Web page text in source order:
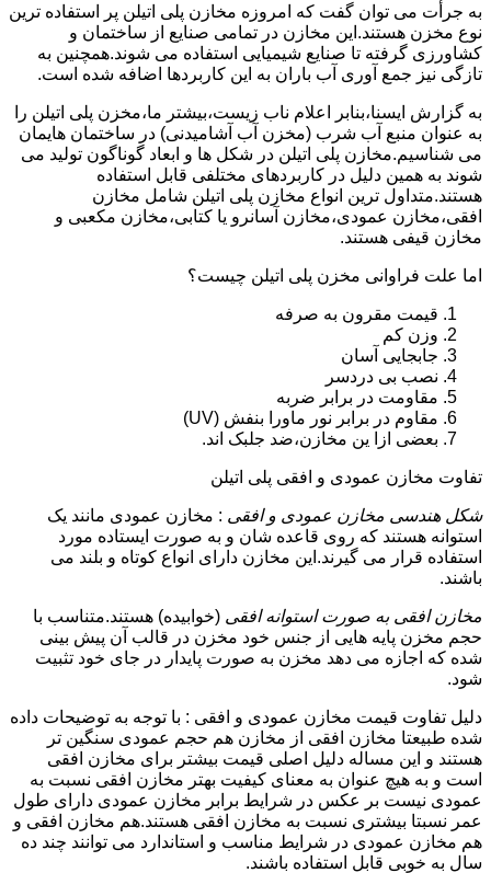
به جرأت می توان گفت که امروزه مخازن پلی اتیلن پر استفاده ترین
نوع مخزن هستند.این مخازن در تمامی صنایع از ساختمان و
کشاورزی گرفته تا صنایع شیمیایی استفاده می شوند.همچنین به
تازگی نیز جمع آوری آب باران به این کاربردها اضافه شده است.
به گزارش ایسنا،بنابر اعلام ناب زیست،بیشتر ما،مخزن پلی اتیلن را
به عنوان منبع آب شرب (مخزن آب آشامیدنی) در ساختمان هایمان
می شناسیم.مخازن پلی اتیلن در شکل ها و ابعاد گوناگون تولید می
شوند به همین دلیل در کاربردهای مختلفی قابل استفاده
هستند.متداول ترین انواع مخازن پلی اتیلن شامل مخازن
افقی،مخازن عمودی،مخازن آسانرو یا کتابی،مخازن مکعبی و
مخازن قیفی هستند.
اما علت فراوانی مخزن پلی اتیلن چیست؟
قیمت مقرون به صرفه
وزن کم
جابجایی آسان
نصب بی دردسر
مقاومت در برابر ضربه
مقاوم در برابر نور ماورا بنفش (UV)
بعضی ازا ین مخازن،ضد جلبک اند.
تفاوت مخازن عمودی و افقی پلی اتیلن
شکل هندسی مخازن عمودی و افقی : مخازن عمودی مانند یک
استوانه هستند که روی قاعده شان و به صورت ایستاده مورد
استفاده قرار می گیرند.این مخازن دارای انواع کوتاه و بلند می
باشند.
مخازن افقی به صورت استوانه افقی (خوابیده) هستند.متناسب با
حجم مخزن پایه هایی از جنس خود مخزن در قالب آن پیش بینی
شده که اجازه می دهد مخزن به صورت پایدار در جای خود تثبیت
شود.
دلیل تفاوت قیمت مخازن عمودی و افقی : با توجه به توضیحات داده
شده طبیعتا مخازن افقی از مخازن هم حجم عمودی سنگین تر
هستند و این مساله دلیل اصلی قیمت بیشتر برای مخازن افقی
است و به هیچ عنوان به معنای کیفیت بهتر مخازن افقی نسبت به
عمودی نیست بر عکس در شرایط برابر مخازن عمودی دارای طول
عمر نسبتا بیشتری نسبت به مخازن افقی هستند.هم مخازن افقی و
هم مخازن عمودی در شرایط مناسب و استاندارد می توانند چند ده
سال به خوبی قابل استفاده باشند.